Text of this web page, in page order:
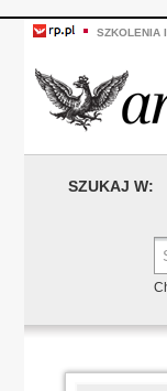
SZKOLENIA
SZUKAJ W: